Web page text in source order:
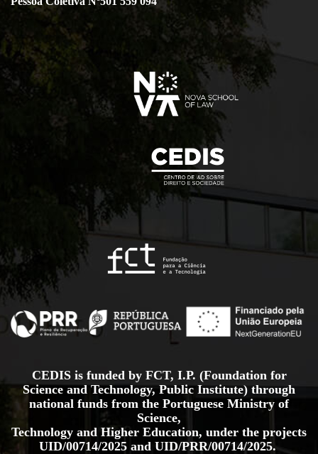
CEDIS is funded by FCT, I.P. (Foundation for
Science and Technology, Public Institute) through
national funds from the Portuguese Ministry of
Science,
Technology and Higher Education, under the projects
UID/00714/2025 and UID/PRR/00714/2025.